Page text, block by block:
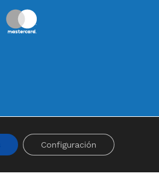
Configuración